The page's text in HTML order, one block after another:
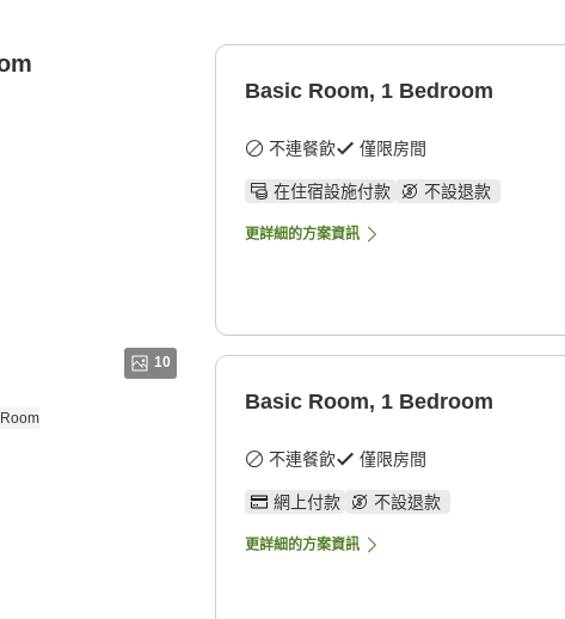
10
Basic Room, 1 Bedroom
不連餐飲 僅限房間
在住宿設施付款 不設退款
更詳細的方案資訊
Basic Room, 1 Bedroom
不連餐飲 僅限房間
網上付款 不設退款
更詳細的方案資訊